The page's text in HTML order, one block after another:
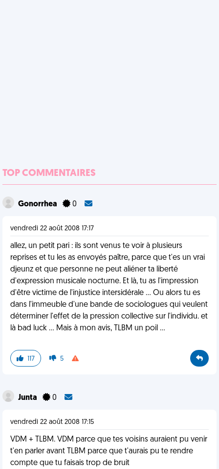
TOP COMMENTAIRES
Gonorrhea 0
vendredi 22 août 2008 17:17
allez, un petit pari : ils sont venus te voir à plusieurs
reprises et tu les as envoyés paître, parce que t'es un vrai
djeunz et que personne ne peut aliéner ta liberté
d'expression musicale nocturne. Et là, tu as l'impression
d'être victime de l'injustice intersidérale ... Ou alors tu es
dans l'immeuble d'une bande de sociologues qui veulent
déterminer l'effet de la pression collective sur l'individu. et
là bad luck ... Mais à mon avis, TLBM un poil ...
117 5
Junta 0
vendredi 22 août 2008 17:15
VDM + TLBM. VDM parce que tes voisins auraient pu venir
t'en parler avant TLBM parce que t'aurais pu te rendre
compte que tu faisais trop de bruit